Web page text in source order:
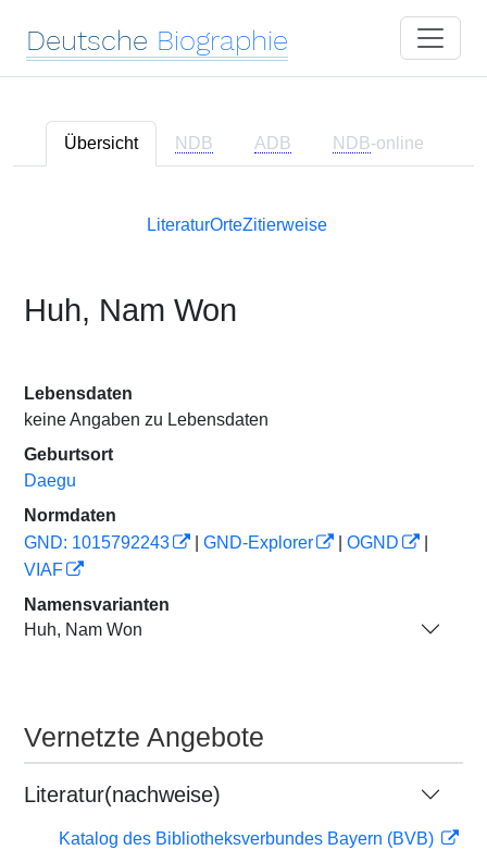
Deutsche Biographie
Übersicht NDB ADB NDB-online
LiteraturOrteZitierweise
Huh, Nam Won
Lebensdaten
keine Angaben zu Lebensdaten
Geburtsort
Daegu
Normdaten
GND: 1015792243
GND-Explorer OGND
VIAF
Namensvarianten
Huh, Nam Won
Vernetzte Angebote
Literatur(nachweise)
Katalog des Bibliotheksverbundes Bayern (BVB)